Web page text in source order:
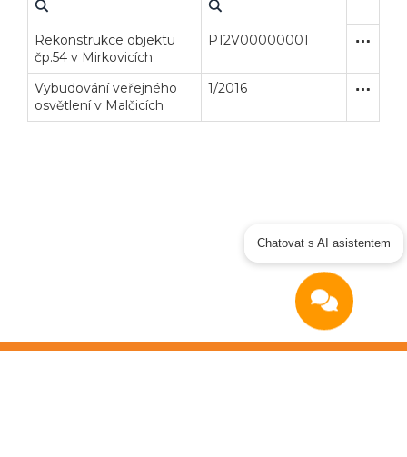
Rekonstrukce objektu
čp.54 v Mirkovicích
P12V00000001
Vybudování veřejného
osvětlení v Malčicích
1/2016
Chatovat s AI asistentem